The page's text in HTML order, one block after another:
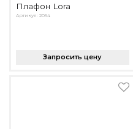
Плафон Lora
Артикул: 2064
Запросить цену